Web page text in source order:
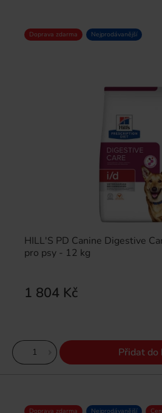
HILL'S PD Canine Digestive
pro psy - 12 kg
1 804 Kč
Doprava zdarma Nejprodávanější
Přidat do
Doprava zdarma Nejprodávanější